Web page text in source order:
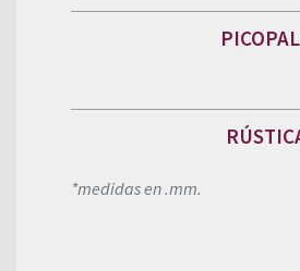
*medidas en .mm.